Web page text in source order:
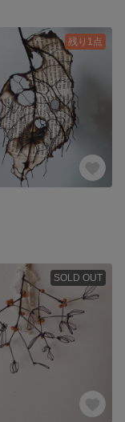
残り1点
SOLD OUT